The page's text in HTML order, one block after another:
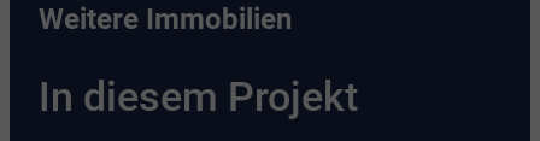
Weitere Immobilien
In diesem Projekt